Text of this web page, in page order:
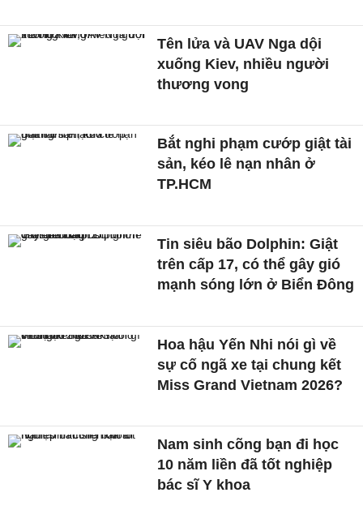
Tên lửa và UAV Nga dội
xuống Kiev, nhiều người
thương vong
Bắt nghi phạm cướp giật tài
sản, kéo lê nạn nhân ở
TP.HCM
Tin siêu bão Dolphin: Giật
trên cấp 17, có thể gây gió
mạnh sóng lớn ở Biển Đông
Hoa hậu Yến Nhi nói gì về
sự cố ngã xe tại chung kết
Miss Grand Vietnam 2026?
Nam sinh cõng bạn đi học
10 năm liền đã tốt nghiệp
bác sĩ Y khoa